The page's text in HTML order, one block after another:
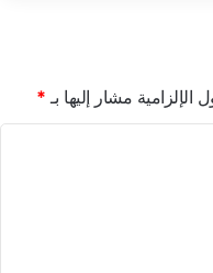
الإلزامية مشار إليها بـ *